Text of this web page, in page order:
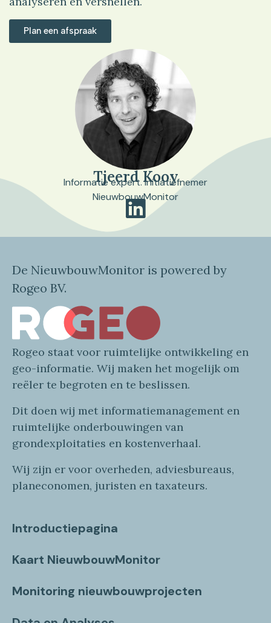
Plan een afspraak
Tjeerd Kooy
Informatie expert. Initiatiefnemer
NieuwbouwMonitor
De NieuwbouwMonitor is powered by
Rogeo BV.
Rogeo staat voor ruimtelijke ontwikkeling en
geo-informatie. Wij maken het mogelijk om
reëler te begroten en te beslissen.
Dit doen wij met informatiemanagement en
ruimtelijke onderbouwingen van
grondexploitaties en kostenverhaal.
Wij zijn er voor overheden, adviesbureaus,
planeconomen, juristen en taxateurs.
Introductiepagina
Kaart NieuwbouwMonitor
Monitoring nieuwbouwprojecten